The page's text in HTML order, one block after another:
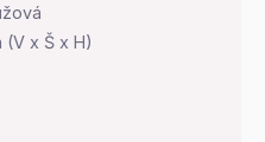
x Š x H)